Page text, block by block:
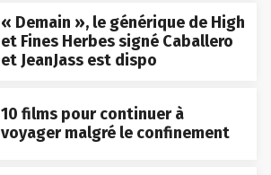
« Demain », le générique de High
et Fines Herbes signé Caballero
et JeanJass est dispo
10 films pour continuer à
voyager malgré le confinement